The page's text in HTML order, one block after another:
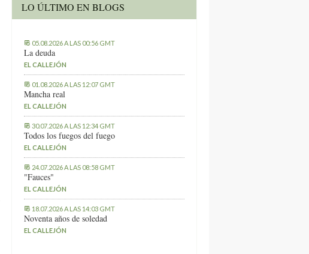
LO ÚLTIMO EN BLOGS
05.08.2026 A LAS 00:56 GMT
La deuda
EL CALLEJÓN
01.08.2026 A LAS 12:07 GMT
Mancha real
EL CALLEJÓN
30.07.2026 A LAS 12:34 GMT
Todos los fuegos del fuego
EL CALLEJÓN
24.07.2026 A LAS 08:58 GMT
"Fauces"
EL CALLEJÓN
18.07.2026 A LAS 14:03 GMT
Noventa años de soledad
EL CALLEJÓN